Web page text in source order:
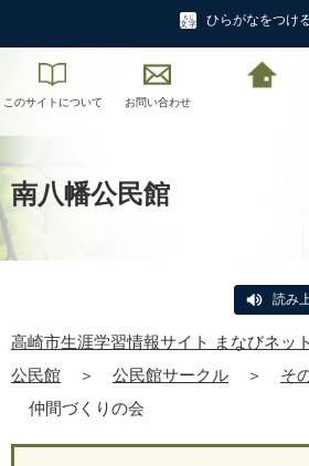
ひらがなをつけ
このサイトについて お問い合わせ
南八幡公民館
読み
高崎市生涯学習情報サイト まなびネッ
公民館
＞ 公民館サークル ＞ そ
仲間づくりの会